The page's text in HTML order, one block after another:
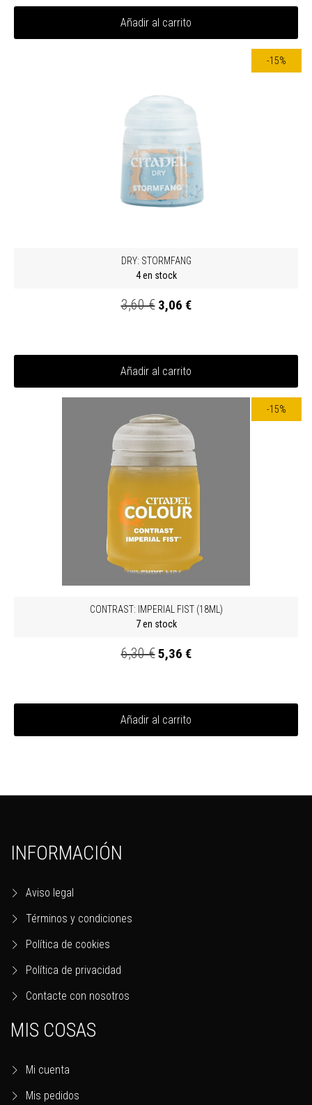
Añadir al carrito
-15%
DRY: STORMFANG
4 en stock
3,60 € 3,06 €
Añadir al carrito
-15%
CONTRAST: IMPERIAL FIST (18ML)
7 en stock
6,30 €5,36 €
Añadir al carrito
INFORMACIÓN
Aviso legal
Términos y condiciones
Política de cookies
Política de privacidad
Contacte con nosotros
MIS COSAS
Mi cuenta
Mis pedidos